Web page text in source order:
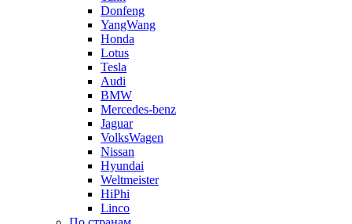
Donfeng
YangWang
Honda
Lotus
Tesla
Audi
BMW
Mercedes-benz
Jaguar
VolksWagen
Nissan
Hyundai
Weltmeister
HiPhi
Linco